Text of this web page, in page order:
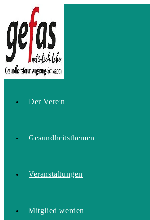
Inhalt
springen
Home
Der Verein
Gesundheitsthemen
Veranstaltungen
Mitglied werden